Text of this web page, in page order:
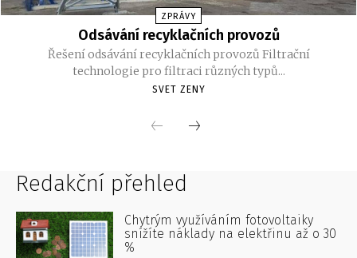
Redakční přehled
Chytrým využíváním fotovoltaiky
snížíte náklady na elektřinu až o 30
%